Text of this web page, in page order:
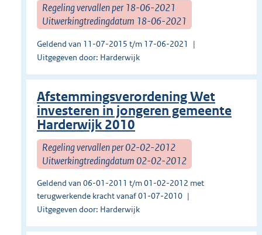
Regeling vervallen per 18-06-2021
Uitwerkingtredingdatum 18-06-2021
Geldend van 11-07-2015 t/m 17-06-2021
Uitgegeven door: Harderwijk
Afstemmingsverordening Wet
investeren in jongeren gemeente
Harderwijk 2010
Regeling vervallen per 02-02-2012
Uitwerkingtredingdatum 02-02-2012
Geldend van 06-01-2011 t/m 01-02-2012 met
terugwerkende kracht vanaf 01-07-2010
Uitgegeven door: Harderwijk